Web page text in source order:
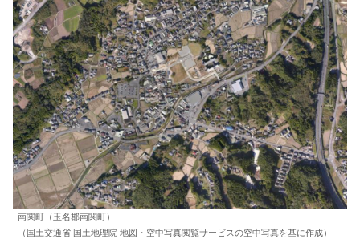
南関町（玉名郡南関町）
（国土交通省 国土地理院 地図・空中写真閲覧サービスの空中写真を基に作成）